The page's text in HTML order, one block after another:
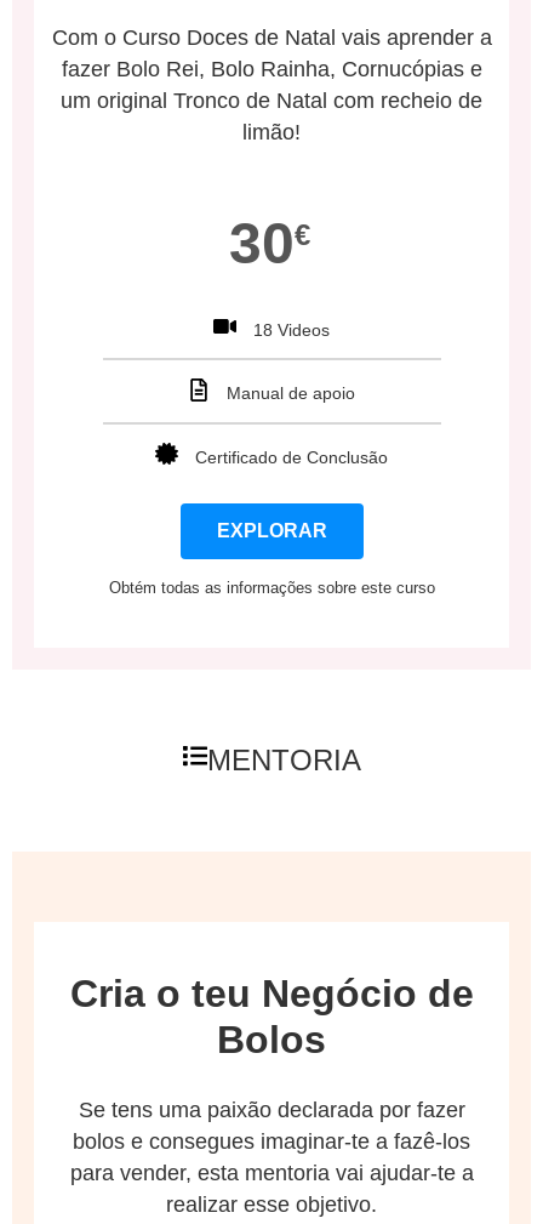
Com o Curso Doces de Natal vais aprender a
fazer Bolo Rei, Bolo Rainha, Cornucópias e
um original Tronco de Natal com recheio de
limão!
30€
18 Videos
Manual de apoio
Certificado de Conclusão
EXPLORAR
Obtém todas as informações sobre este curso
MENTORIA
Cria o teu Negócio de
Bolos
Se tens uma paixão declarada por fazer
bolos e consegues imaginar-te a fazê-los
para vender, esta mentoria vai ajudar-te a
realizar esse objetivo.